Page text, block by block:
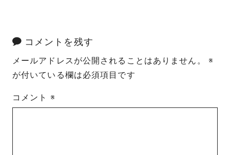
コメントを残す
メールアドレスが公開されることはありません。
※
が付いている欄は必須項目です
コメント ※